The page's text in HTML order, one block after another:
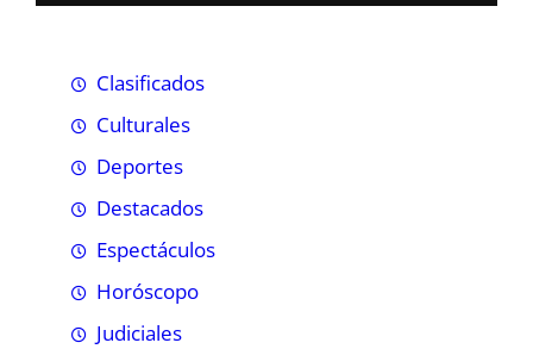
Clasificados
Culturales
Deportes
Destacados
Espectáculos
Horóscopo
Judiciales